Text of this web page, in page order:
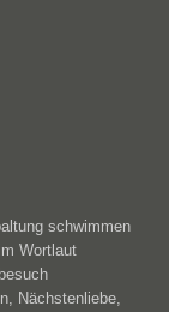
schwimmen
Wortlaut
Nächstenliebe,